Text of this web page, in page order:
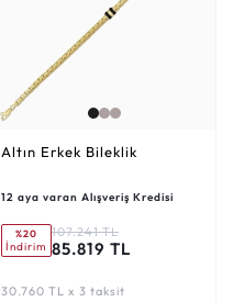
Altın Erkek Bileklik
12 aya varan Alışveriş Kredisi
%20
İndirim
107.241 TL
85.819 TL
30.760 TL x 3 taksit